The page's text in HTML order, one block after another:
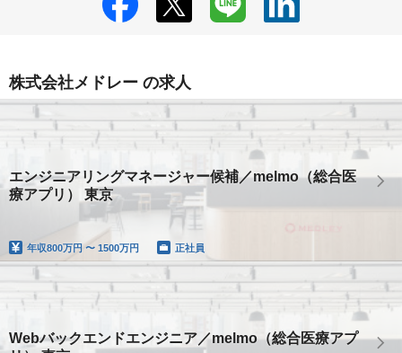
株式会社メドレー の求人
エンジニアリングマネージャー候補／melmo（総合医
療アプリ） 東京
年収800万円 〜 1500万円 正社員
Webバックエンドエンジニア／melmo（総合医療アプ